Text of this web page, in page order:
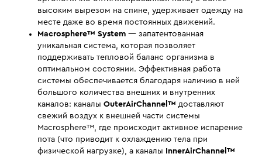
высоким вырезом на спине, удерживает одежду на
месте даже во время постоянных движений.
Macrosphere™ System — запатентованная
уникальная система, которая позволяет
поддерживать тепловой баланс организма в
оптимальном состоянии. Эффективная работа
системы обеспечивается благодаря наличию в ней
большого количества внешних и внутренних
каналов: каналы OuterAirChannel™ доставляют
свежий воздух к внешней части системы
Macrosphere™, где происходит активное испарение
пота (что приводит к охлаждению тела при
физической нагрузке), а каналы
InnerAirChannel™